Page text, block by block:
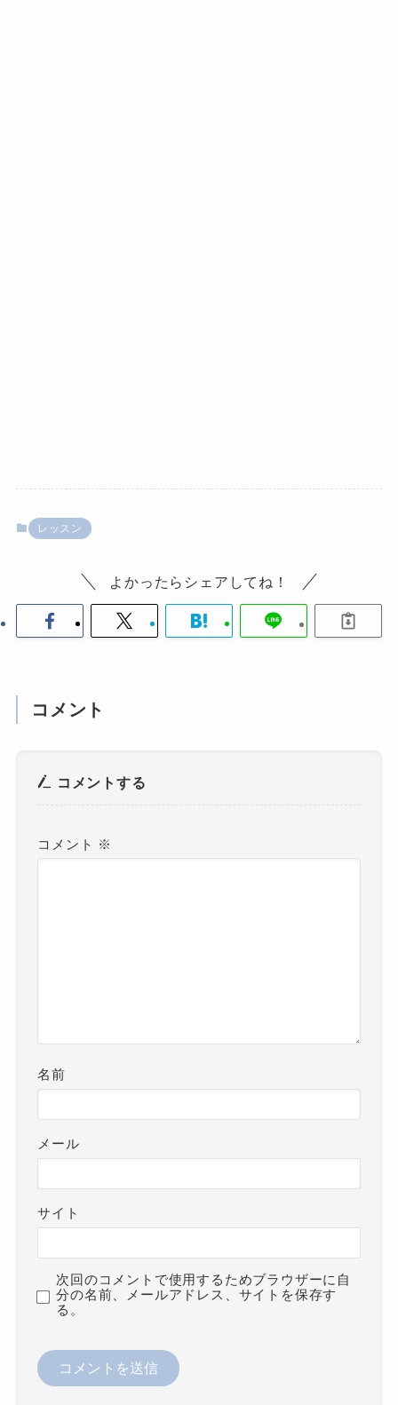
レッスン
よかったらシェアしてね！
コメント
コメントする
コメント ※
名前
メール
サイト
次回のコメントで使用するためブラウザーに自
分の名前、メールアドレス、サイトを保存す
る。